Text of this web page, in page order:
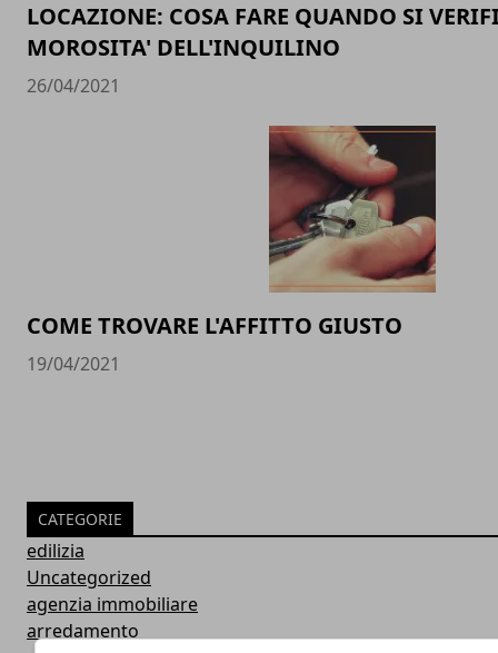
LOCAZIONE: COSA FARE QUANDO SI
MOROSITA' DELL'INQUILINO
26/04/2021
COME TROVARE L'AFFITTO GIUSTO
19/04/2021
CATEGORIE
edilizia
Uncategorized
agenzia immobiliare
arredamento